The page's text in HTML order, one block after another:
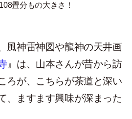
畳分もの大きさ！
風神雷神図や龍神の天井画
』は、山本さんが昔から訪
ろが、こちらが茶道と深い
、ますます興味が深まった